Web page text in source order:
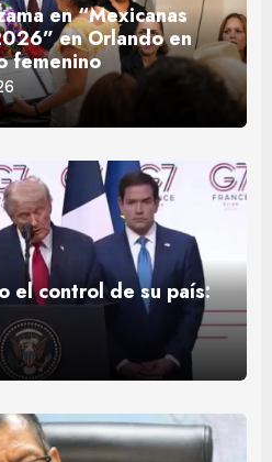
en “Mexicanas
en Orlando en
femenino
el control de su país: